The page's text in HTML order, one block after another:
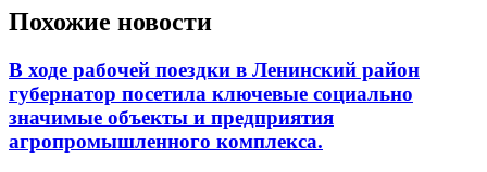
Похожие новости
В ходе рабочей поездки в Ленинский район
губернатор посетила ключевые социально
значимые объекты и предприятия
агропромышленного комплекса.